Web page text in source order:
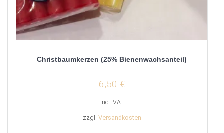
Christbaumkerzen (25% Bienenwachsanteil)
6,50 €
incl. VAT
zzgl. Versandkosten